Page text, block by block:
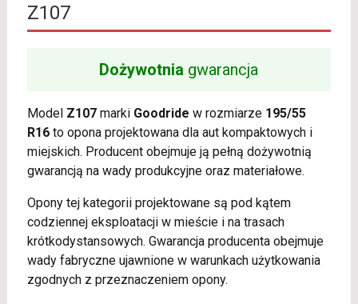
Z107
Dożywotnia gwarancja
Model Z107marki Goodride w rozmiarze 195/55
R16to opona projektowana dla aut kompaktowych i
miejskich. Producent obejmuje ją pełną dożywotnią
gwarancją na wady produkcyjne oraz materiałowe.
Opony tej kategorii projektowane są pod kątem
codziennej eksploatacji w mieście i na trasach
krótkodystansowych. Gwarancja producenta obejmuje
wady fabryczne ujawnione w warunkach użytkowania
zgodnych z przeznaczeniem opony.